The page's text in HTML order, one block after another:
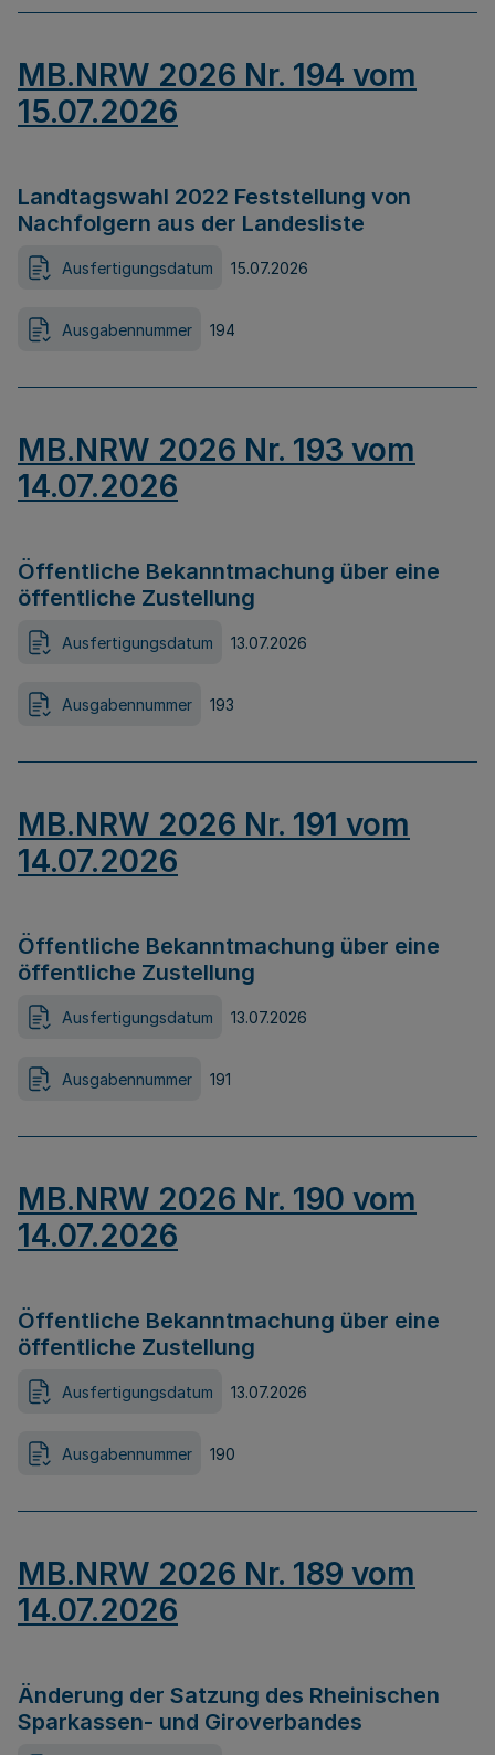
MB.NRW 2026 Nr. 194 vom
15.07.2026
Landtagswahl 2022 Feststellung von
Nachfolgern aus der Landesliste
Ausfertigungsdatum 15.07.2026
Ausgabennummer 194
MB.NRW 2026 Nr. 193 vom
14.07.2026
Öffentliche Bekanntmachung über eine
öffentliche Zustellung
Ausfertigungsdatum 13.07.2026
Ausgabennummer 193
MB.NRW 2026 Nr. 191 vom
14.07.2026
Öffentliche Bekanntmachung über eine
öffentliche Zustellung
Ausfertigungsdatum 13.07.2026
Ausgabennummer 191
MB.NRW 2026 Nr. 190 vom
14.07.2026
Öffentliche Bekanntmachung über eine
öffentliche Zustellung
Ausfertigungsdatum 13.07.2026
Ausgabennummer 190
MB.NRW 2026 Nr. 189 vom
14.07.2026
Änderung der Satzung des Rheinischen
Sparkassen- und Giroverbandes